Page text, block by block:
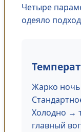
Четыре
одеяло
Жарко
Холодно →
главный